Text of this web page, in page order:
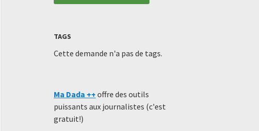
TAGS
Cette demande n'a pas de tags.
Ma Dada ++ offre des outils
puissants aux journalistes (c'est
gratuit!)